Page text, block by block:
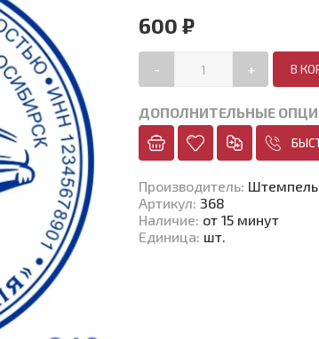
600 ₽
- +
ДОПОЛНИТЕЛЬНЫЕ
Производитель:
Артикул: 368
Наличие: от 15 минут
Единица: шт.